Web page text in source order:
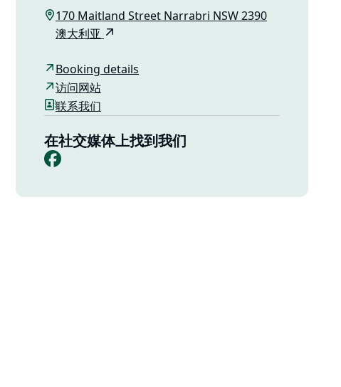
170 Maitland Street Narrabri NSW 2390
澳大利亚
Booking details
访问网站
联系我们
在社交媒体上找到我们
Facebook